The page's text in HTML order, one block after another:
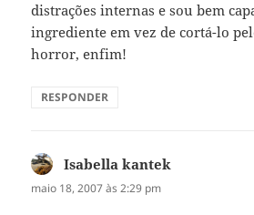
distrações internas e sou bem
ingrediente em vez de cortá-lo
horror, enfim!
RESPONDER
Isabella kantek
maio 18, 2007 às 2:29 pm